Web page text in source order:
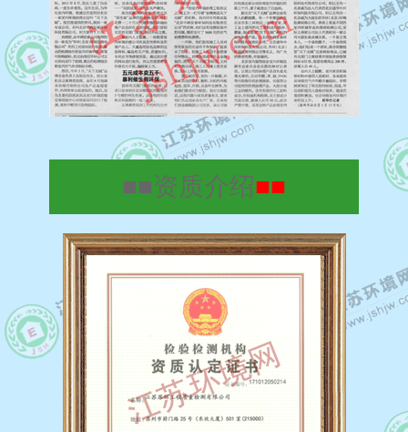
■■资质介绍■■